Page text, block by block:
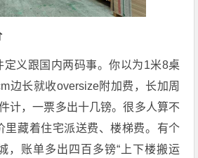
定义跟国内两码事。你以为1米8桌
边长就收oversize附加费，长加周
计，一票多出十几镑。很多人算不
里藏着住宅派送费、楼梯费。有个
，账单多出四百多镑“上下楼搬运